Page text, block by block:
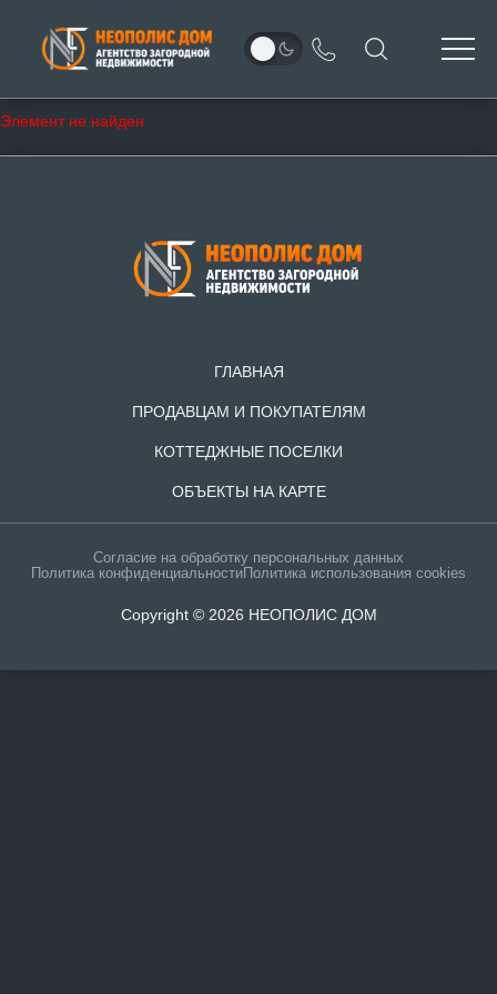
Элемент не найден
ГЛАВНАЯ
ПРОДАВЦАМ И ПОКУПАТЕЛЯМ
КОТТЕДЖНЫЕ ПОСЕЛКИ
ОБЪЕКТЫ НА КАРТЕ
Согласие на обработку персональных данных
Политика конфиденциальностиПолитика использования cookies
Copyright © 2026 НЕОПОЛИС ДОМ